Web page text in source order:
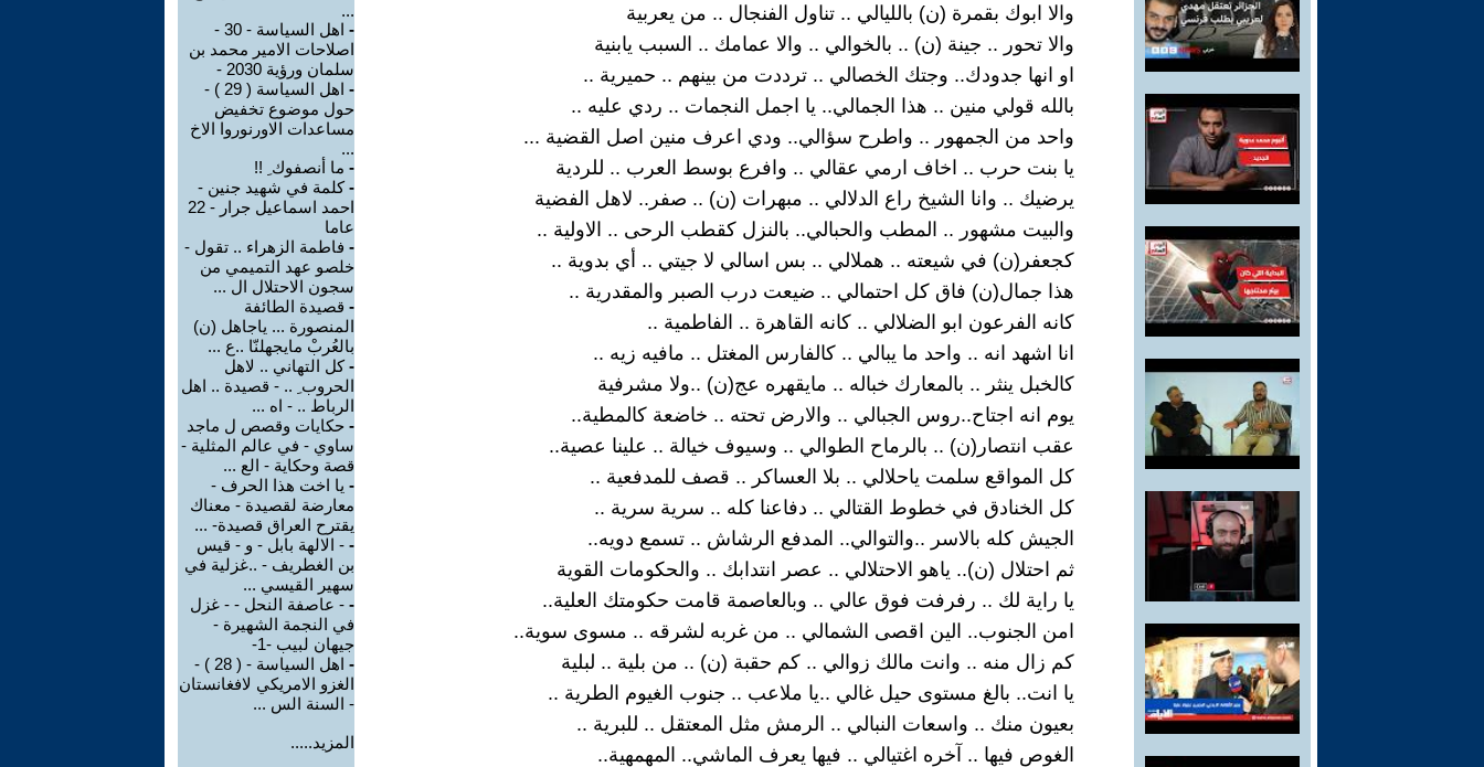
والا ابوك بقمرة (ن) بالليالي .. تناول الفنجال .. من يعربية
والا تحور .. جينة (ن) .. بالخوالي .. والا عمامك .. السبب يابنية
او انها جدودك.. وجتك الخصالي .. ترددت من بينهم .. حميرية ..
بالله قولي منين .. هذا الجمالي.. يا اجمل النجمات .. ردي عليه ..
واحد من الجمهور .. واطرح سؤالي.. ودي اعرف منين اصل القضية ...
يا بنت حرب .. اخاف ارمي عقالي .. وافرع بوسط العرب .. للردية
يرضيك .. وانا الشيخ راع الدلالي .. مبهرات (ن) .. صفر.. لاهل الفضية
والبيت مشهور .. المطب والحبالي.. بالنزل كقطب الرحى .. الاولية ..
كجعفر(ن) في شيعته .. هملالي .. بس اسالي لا جيتي .. أي بدوية ..
هذا جمال(ن) فاق كل احتمالي .. ضيعت درب الصبر والمقدرية ..
كانه الفرعون ابو الضلالي .. كانه القاهرة .. الفاطمية ..
انا اشهد انه .. واحد ما يبالي .. كالفارس المغتل .. مافيه زيه ..
كالخبل ينثر .. بالمعارك خباله .. مايقهره عج(ن) ..ولا مشرفية
يوم انه اجتاح..روس الجبالي .. والارض تحته .. خاضعة كالمطية..
عقب انتصار(ن) .. بالرماح الطوالي .. وسيوف خيالة .. علينا عصية..
كل المواقع سلمت ياحلالي .. بلا العساكر .. قصف للمدفعية ..
كل الخنادق في خطوط القتالي .. دفاعنا كله .. سرية سرية ..
الجيش كله بالاسر ..والتوالي.. المدفع الرشاش .. تسمع دويه..
ثم احتلال (ن).. ياهو الاحتلالي .. عصر انتدابك .. والحكومات القوية
يا راية لك .. رفرفت فوق عالي .. وبالعاصمة قامت حكومتك العلية..
امن الجنوب.. الين اقصى الشمالي .. من غربه لشرقه .. مسوى سوية..
كم زال منه .. وانت مالك زوالي .. كم حقبة (ن) .. من بلية .. لبلية
يا انت.. بالغ مستوى حيل غالي ..يا ملاعب .. جنوب الغيوم الطرية ..
بعيون منك .. واسعات النبالي .. الرمش مثل المعتقل .. للبرية ..
الغوص فيها .. آخره اغتيالي .. فيها يعرف الماشي.. المهمهية..
...
-
اهل السياسة - 30 -
اصلاحات الامير محمد بن
سلمان ورؤية 2030 -
-
اهل السياسة ( 29 ) -
حول موضوع تخفيض
مساعدات الاورنوروا الاخ
...
- ما أنصفوك ِ !!
-كلمة في شهيد جنين -
احمد اسماعيل جرار - 22
عاما
- فاطمة الزهراء .. تقول -
خلصو عهد التميمي من
سجون الاحتلال ال ...
- قصيدة الطائفة
المنصورة ... ياجاهل (ن)
بالعُربْ مايجهلنّا ..ع ...
-كل التهاني .. لاهل
الحروب ِ .. - قصيدة .. اهل
الرباط .. - اه ...
- حكايات وقصص ل ماجد
ساوي - في عالم المثلية -
قصة وحكاية - الع ...
- يا اخت هذا الحرف -
معارضة لقصيدة - معناك
يقترح العراق قصيدة- ...
- - الالهة بابل - و - قيس
بن الغطريف - ..غزلية في
سهير القيسي ...
- - عاصفة النحل - - غزل
في النجمة الشهيرة -
جيهان لبيب -1-
-
اهل السياسة - ( 28 ) -
الغزو الامريكي لافغانستان
- السنة الس ...
المزيد.....